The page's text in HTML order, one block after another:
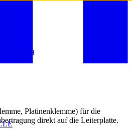
GmbH
Platinenklemme) für die
direkt auf die Leiterplatte.